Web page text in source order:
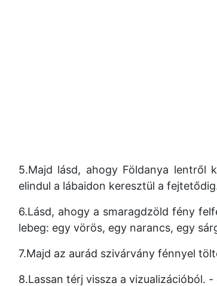
5.Majd lásd, ahogy Földanya lentről
elindul a lábaidon keresztül a
6.Lásd, ahogy a smaragdzöld fény
lebeg: egy vörös, egy narancs, egy
7.Majd az aurád szivárvány fénnyel
8.Lassan térj vissza a vizualizációból. -